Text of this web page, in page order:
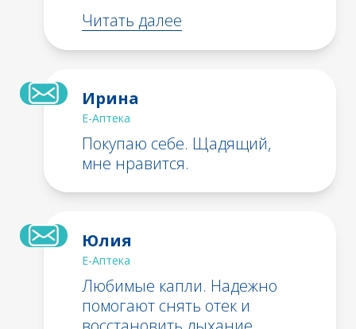
Читать далее
Ирина
Е-Аптека
Покупаю себе. Щадящий,
мне нравится.
Юлия
Е-Аптека
Любимые капли. Надежно
помогают снять отек и